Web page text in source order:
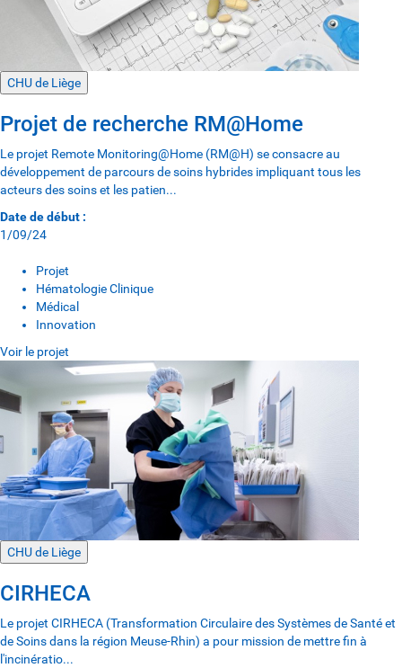
CHU de Liège
Projet de recherche RM@Home
Le projet Remote Monitoring@Home (RM@H) se consacre au
développement de parcours de soins hybrides impliquant tous les
acteurs des soins et les patien...
Date de début :
1/09/24
Projet
Hématologie Clinique
Médical
Innovation
Voir le projet
CHU de Liège
CIRHECA
Le projet CIRHECA (Transformation Circulaire des Systèmes de Santé et
de Soins dans la région Meuse-Rhin) a pour mission de mettre fin à
l'incinératio...